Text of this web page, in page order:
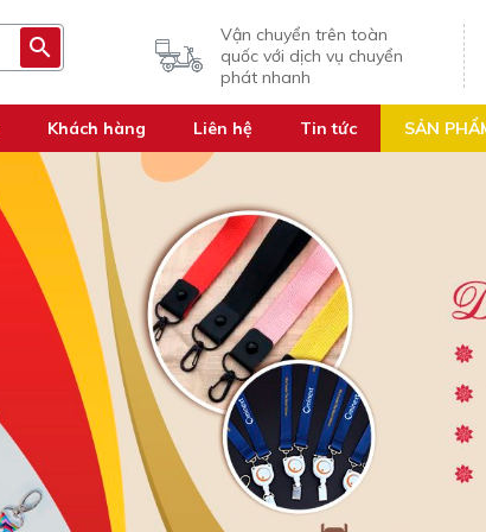
Vận chuyển trên toàn
quốc với dịch vụ chuyển
phát nhanh
Khách hàng Liên hệ Tin tức SẢN